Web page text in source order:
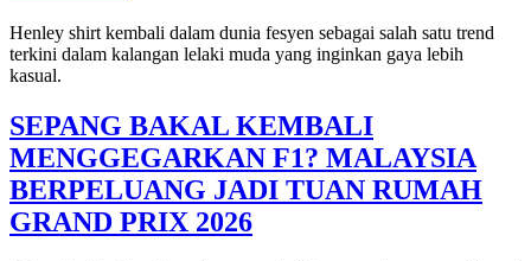
Henley shirt kembali dalam dunia fesyen sebagai salah satu trend
terkini dalam kalangan lelaki muda yang inginkan gaya lebih
kasual.
SEPANG BAKAL KEMBALI
MENGGEGARKAN F1? MALAYSIA
BERPELUANG JADI TUAN RUMAH
GRAND PRIX 2026